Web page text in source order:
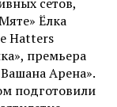
Ёлка
Hatters
премьера
Арена».
подготовили